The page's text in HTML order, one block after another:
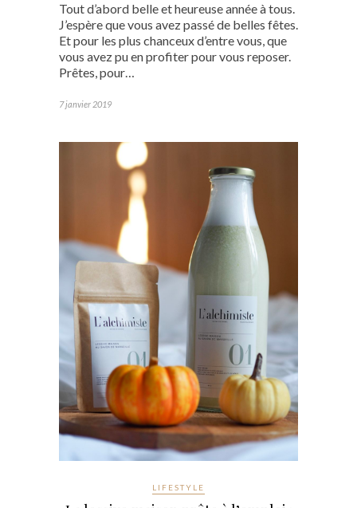
Tout d’abord belle et heureuse année à tous.
J’espère que vous avez passé de belles fêtes.
Et pour les plus chanceux d’entre vous, que
vous avez pu en profiter pour vous reposer.
Prêtes, pour…
7 janvier 2019
LIFESTYLE